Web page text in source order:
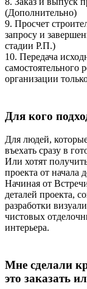
(Дополнительно)
9. Просчет
запросу и
стадии Р.П.)
10. Передача
самостоятельного
организации
Для кого
Для людей,
въехать сразу в
Или хотят
проекта от начала
Начиная от
деталей проекта,
разработки
чистовых
интерьера.
Мне сделали
это заказать